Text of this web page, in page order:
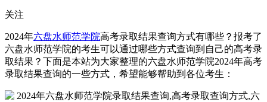
关注
2024年六盘水师范学院高考录取结果查询方式有哪些？报考了
六盘水师范学院的考生可以通过哪些方式查询到自己的高考录
取结果？下面是本站为大家整理的六盘水师范学院2024年高考
录取结果查询的一些方式，希望能够帮助到各位考生：